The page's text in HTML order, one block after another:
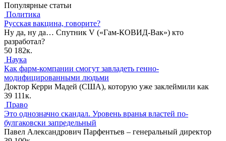
Популярные статьи
Политика
Русская вакцина, говорите?
Ну да, ну да… Спутник V («Гам-КОВИД-Вак») кто
разработал?
50 182к.
Наука
Как фарм-компании смогут завладеть генно-
модифицированными людьми
Доктор Керри Мадей (США), которую уже заклеймили как
39 111к.
Право
Это однозначно скандал. Уровень вранья властей по-
булгаковски запредельный
Павел Александрович Парфентьев – генеральный директор